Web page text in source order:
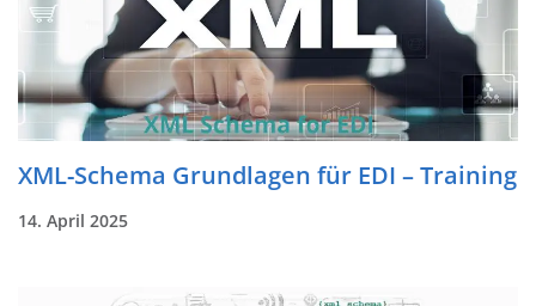
XML-Schema Grundlagen für EDI – Training
14. April 2025